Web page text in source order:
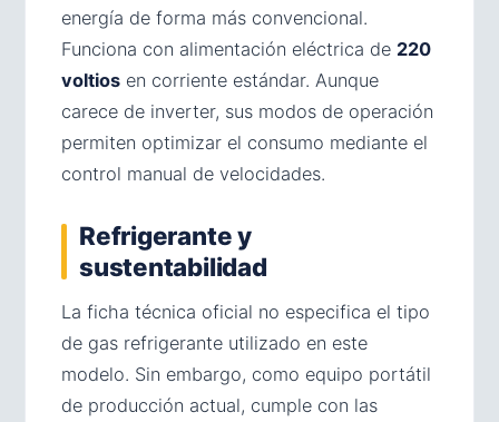
energía de forma más convencional.
Funciona con alimentación eléctrica de 220
voltios en corriente estándar. Aunque
carece de inverter, sus modos de operación
permiten optimizar el consumo mediante el
control manual de velocidades.
Refrigerante y
sustentabilidad
La ficha técnica oficial no especifica el tipo
de gas refrigerante utilizado en este
modelo. Sin embargo, como equipo portátil
de producción actual, cumple con las